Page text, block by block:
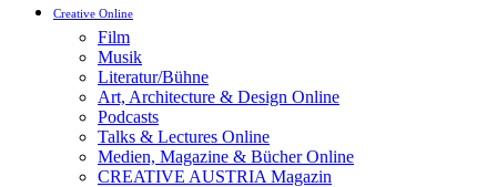
Creative Online
Film
Musik
Literatur/Bühne
Art, Architecture & Design Online
Podcasts
Talks & Lectures Online
Medien, Magazine & Bücher Online
CREATIVE AUSTRIA Magazin